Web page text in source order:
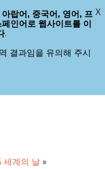
메뉴
세계의 날 »
뉴
아랍어, 중국어, 영어, 프
인어로 웹사이트를 이
.
결과임을 유의해 주시
X